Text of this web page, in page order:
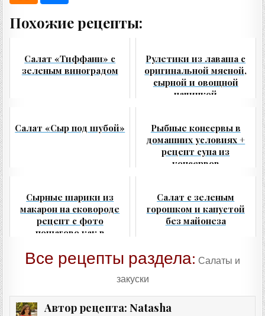
Похожие рецепты:
Салат «Тиффани» с
зеленым виноградом
Рулетики из лаваша с
оригинальной мясной,
сырной и овощной
начинкой
Салат «Сыр под шубой»
Рыбные консервы в
домашних условиях +
рецепт супа из
консервов
Сырные шарики из
макарон на сковороде
рецепт с фото
пошагово как в
Салат с зеленым
горошком и капустой
без майонеза
Все рецепты раздела: Салаты и
закуски
Автор рецепта: Natasha